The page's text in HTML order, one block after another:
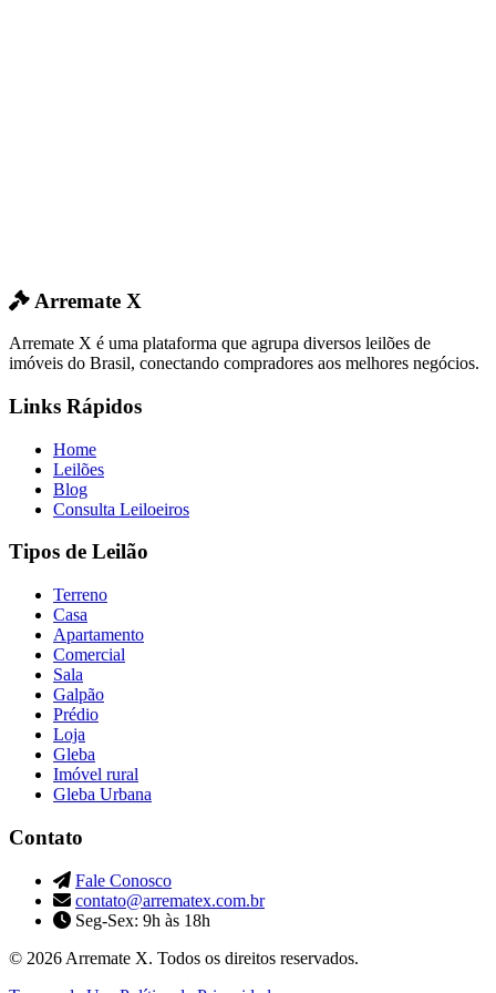
Arremate X
Arremate X é uma plataforma que agrupa diversos leilões de
imóveis do Brasil, conectando compradores aos melhores negócios.
Links Rápidos
Home
Leilões
Blog
Consulta Leiloeiros
Tipos de Leilão
Terreno
Casa
Apartamento
Comercial
Sala
Galpão
Prédio
Loja
Gleba
Imóvel rural
Gleba Urbana
Contato
Fale Conosco
contato@arrematex.com.br
Seg-Sex: 9h às 18h
© 2026 Arremate X. Todos os direitos reservados.